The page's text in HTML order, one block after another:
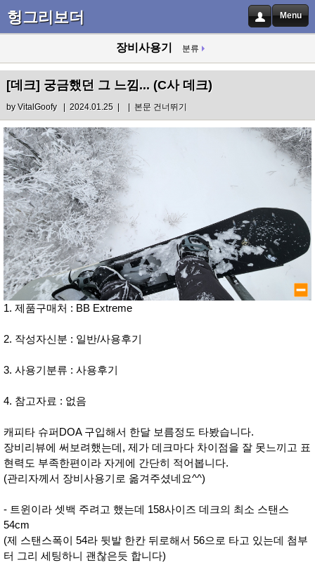
헝그리보더 Menu
장비사용기 분류
[데크] 궁금했던 그 느낌... (C사 데크)
byVitalGoofy| 2024.01.25 | | 본문 건너뛰기
1. 제품구매처 : BB Extreme
2. 작성자신분 : 일반/사용후기
3. 사용기분류 : 사용후기
4. 참고자료 : 없음
캐피타 슈퍼DOA 구입해서 한달 보름정도 타봤습니다.
장비리뷰에 써보려했는데, 제가 데크마다 차이점을 잘 못느끼고 표
현력도 부족한편이라 자게에 간단히 적어봅니다.
(관리자께서 장비사용기로 옮겨주셨네요^^)
- 트윈이라 셋백 주려고 했는데 158사이즈 데크의 최소 스탠스
54cm
(제 스탠스폭이 54라 뒷발 한칸 뒤로해서 56으로 타고 있는데 첨부
터 그리 세팅하니 괜찮은듯 합니다)